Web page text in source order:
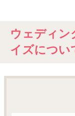
ウェディン
イズについ